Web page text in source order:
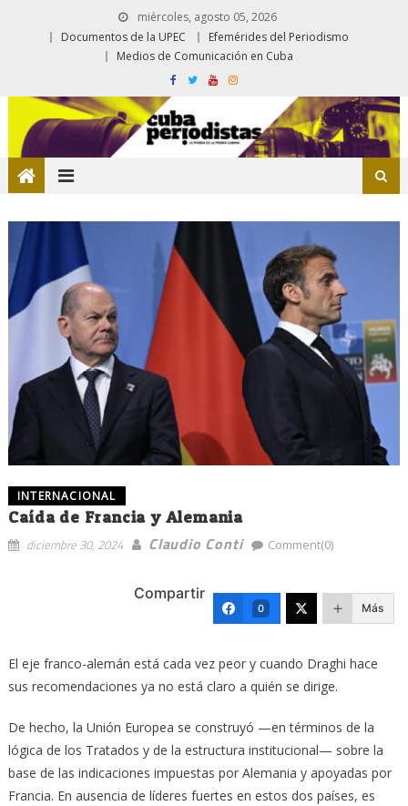
miércoles, agosto 05, 2026
Documentos de la UPEC
Efemérides del Periodismo
Medios de Comunicación en Cuba
INTERNACIONAL
Caída de Francia y Alemania
diciembre 30, 2024 Claudio Conti Comment(0)
Compartir
0 Más
El eje franco-alemán está cada vez peor y cuando Draghi hace
sus recomendaciones ya no está claro a quién se dirige.
De hecho, la Unión Europea se construyó —en términos de la
lógica de los Tratados y de la estructura institucional— sobre la
base de las indicaciones impuestas por Alemania y apoyadas por
Francia. En ausencia de líderes fuertes en estos dos países, es